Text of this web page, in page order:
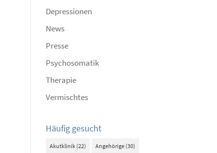
Depressionen
News
Presse
Psychosomatik
Therapie
Vermischtes
Häufig gesucht
Akutklinik(22) Angehörige(30)